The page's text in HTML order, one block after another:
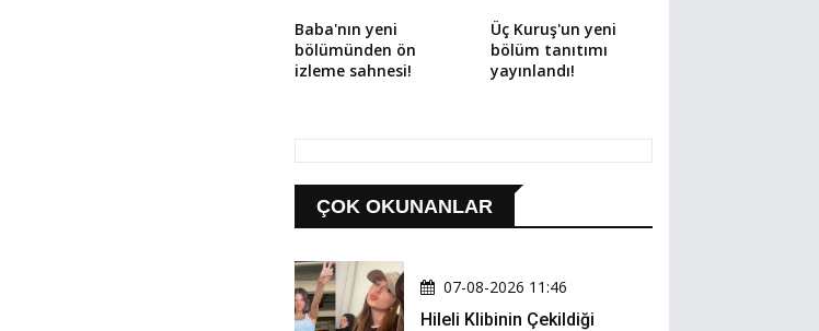
Baba'nın yeni
bölümünden ön
izleme sahnesi!
Üç Kuruş'un yeni
bölüm tanıtımı
yayınlandı!
ÇOK OKUNANLAR
07-08-2026 11:46
Hileli Klibinin Çekildiği